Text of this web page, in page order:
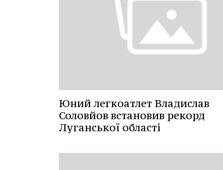
Юний легкоатлет Владислав
Соловйов встановив рекорд
Луганської області